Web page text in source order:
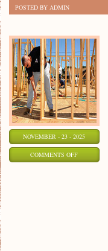
POSTED BY ADMIN
NOVEMBER - 23 - 2025
COMMENTS OFFON